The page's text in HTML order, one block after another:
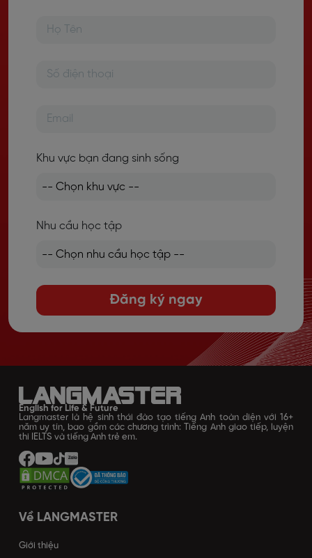
Khu vực bạn đang sinh sống
Nhu cầu học tập
Đăng ký ngay
English for Life & Future
Langmaster là hệ sinh thái đào tạo tiếng Anh toàn diện với 16+
năm uy tín, bao gồm các chương trình: Tiếng Anh giao tiếp, luyện
thi IELTS và tiếng Anh trẻ em.
Về LANGMASTER
Giới thiệu